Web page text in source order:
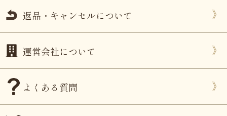
返品・キャンセルについて
運営会社について
よくある質問